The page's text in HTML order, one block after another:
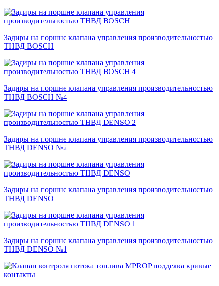
Задиры на поршне клапана управления производительностью
ТНВД BOSCH
Задиры на поршне клапана управления производительностью
ТНВД BOSCH №4
Задиры на поршне клапана управления производительностью
ТНВД DENSO №2
Задиры на поршне клапана управления производительностью
ТНВД DENSO
Задиры на поршне клапана управления производительностью
ТНВД DENSO №1